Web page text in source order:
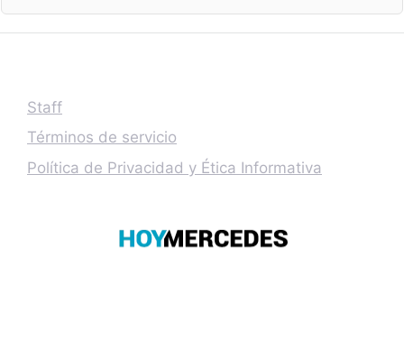
Staff
Términos de servicio
Política de Privacidad y Ética Informativa